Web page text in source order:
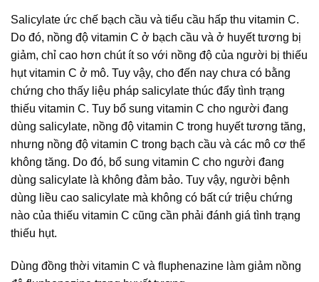
Salicylate ức chế bạch cầu và tiểu cầu hấp thu vitamin C.
Do đó, nồng độ vitamin C ở bạch cầu và ở huyết tương bị
giảm, chỉ cao hơn chút ít so với nồng độ của người bị thiếu
hụt vitamin C ở mô. Tuy vậy, cho đến nay chưa có bằng
chứng cho thấy liệu pháp salicylate thúc đẩy tình trạng
thiếu vitamin C. Tuy bổ sung vitamin C cho người đang
dùng salicylate, nồng độ vitamin C trong huyết tương tăng,
nhưng nồng độ vitamin C trong bạch cầu và các mô cơ thể
không tăng. Do đó, bổ sung vitamin C cho người đang
dùng salicylate là không đảm bảo. Tuy vậy, người bệnh
dùng liều cao salicylate mà không có bất cứ triệu chứng
nào của thiếu vitamin C cũng cần phải đánh giá tình trạng
thiếu hụt.
Dùng đồng thời vitamin C và fluphenazine làm giảm nồng